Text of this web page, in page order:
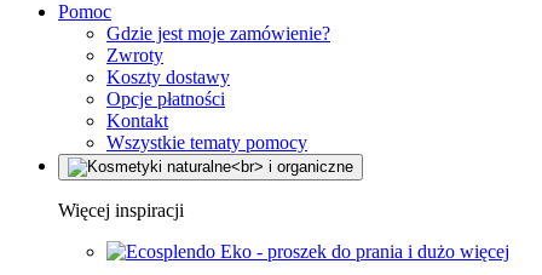
Pomoc
Gdzie jest moje zamówienie?
Zwroty
Koszty dostawy
Opcje płatności
Kontakt
Wszystkie tematy pomocy
Więcej inspiracji
Eko - proszek do prania i dużo więcej